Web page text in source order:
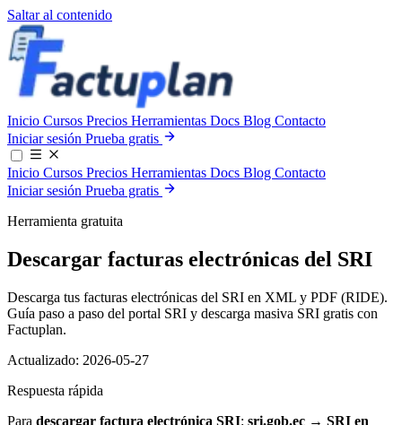
Saltar al contenido
Inicio Cursos Precios Herramientas Docs Blog Contacto
Iniciar sesión Prueba gratis
Inicio Cursos Precios Herramientas Docs Blog Contacto
Iniciar sesión Prueba gratis
Herramienta gratuita
Descargar facturas electrónicas del SRI
Descarga tus facturas electrónicas del SRI en XML y PDF (RIDE).
Guía paso a paso del portal SRI y descarga masiva SRI gratis con
Factuplan.
Actualizado: 2026-05-27
Respuesta rápida
Para descargar factura electrónica SRI: sri.gob.ec → SRI en